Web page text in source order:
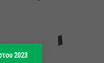
2023